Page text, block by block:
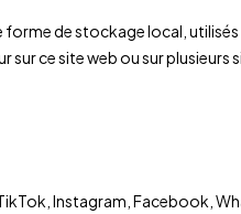
de stockage local,
sur ce site web ou sur plusieurs
Instagram, Facebook,